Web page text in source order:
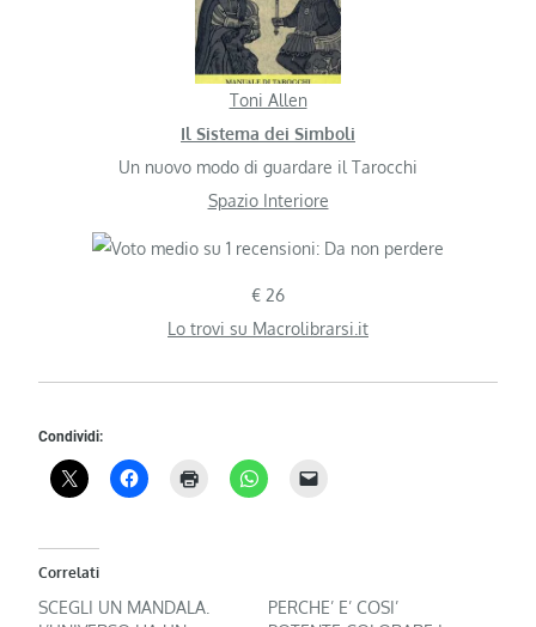
Toni Allen
Il Sistema dei Simboli
Un nuovo modo di guardare il Tarocchi
Spazio Interiore
€ 26
Lo trovi su Macrolibrarsi.it
Condividi:
Correlati
SCEGLI UN MANDALA.
PERCHE’ E’ COSI’